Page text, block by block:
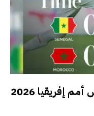
لبؤات الأطلس إلى ربع نهائي كأس أمم إفريقيا 2026